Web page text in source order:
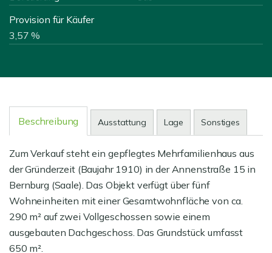
Provision für Käufer
3,57 %
Beschreibung Ausstattung Lage Sonstiges
Zum Verkauf steht ein gepflegtes Mehrfamilienhaus aus
der Gründerzeit (Baujahr 1910) in der Annenstraße 15 in
Bernburg (Saale). Das Objekt verfügt über fünf
Wohneinheiten mit einer Gesamtwohnfläche von ca.
290 m² auf zwei Vollgeschossen sowie einem
ausgebauten Dachgeschoss. Das Grundstück umfasst
650 m².